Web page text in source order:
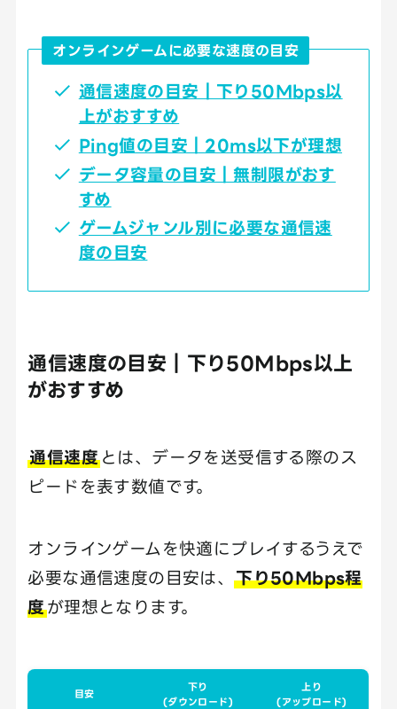
オンラインゲームに必要な速度の目安
通信速度の目安｜下り50Mbps以
上がおすすめ
Ping値の目安｜20ms以下が理想
データ容量の目安｜無制限がおす
すめ
ゲームジャンル別に必要な通信速
度の目安
通信速度の目安｜下り50Mbps以上
がおすすめ
通信速度とは、データを送受信する際のス
ピードを表す数値です。
オンラインゲームを快適にプレイするうえで
必要な通信速度の目安は、下り50Mbps程
度が理想となります。
目安
下り
(ダウンロード)
上り
(アップロード)